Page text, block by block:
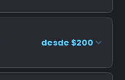
desde $200